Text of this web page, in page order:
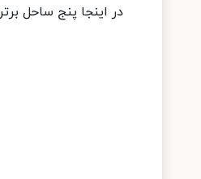
در اینجا پنج ساحل برتر